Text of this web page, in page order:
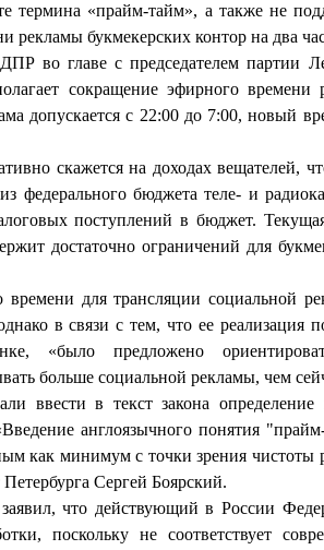
термина «прайм-тайм», а также не
рекламы букмекерских контор на два
во главе с председателем партии
сокращение эфирного времени
допускается с 22:00 до 7:00, новый
скажется на доходах вещателей,
федерального бюджета теле- и
поступлений в бюджет.
достаточно ограничений для
для трансляции социальной
в связи с тем, что ее реализация
«было предложено
больше социальной рекламы, чем
ввести в текст закона определение
англоязычного понятия
как минимум с точки зрения чистоты
Сергей Боярский.
что действующий в России
поскольку не соответствует